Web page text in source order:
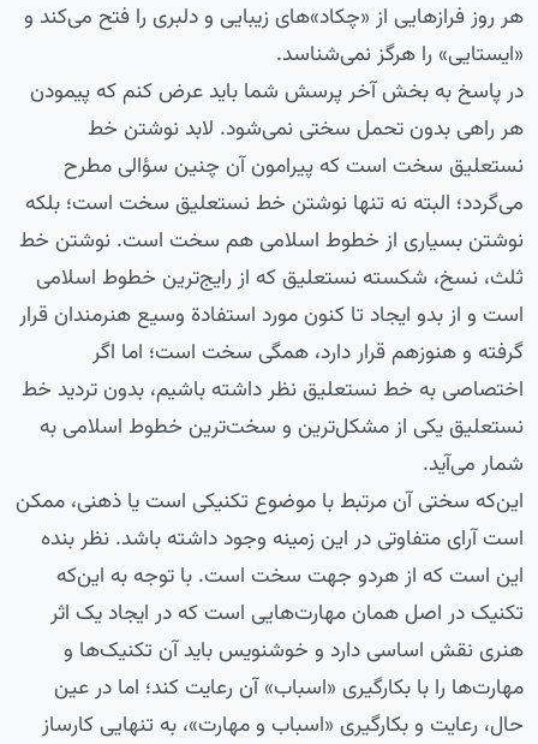
هر روز فرازهایی از «چکاد»های زیبایی و دلبری را فتح می‌کند و
«ایستایی» را هرگز نمی‌شناسد.
در پاسخ به بخش آخر پرسش شما باید عرض کنم که پیمودن
هر راهی بدون تحمل سختی نمی‌شود. لابد نوشتن خط
نستعلیق سخت است که پیرامون آن چنین سؤالی مطرح
می‌گردد؛ البته نه تنها نوشتن خط نستعلیق سخت است؛ بلکه
نوشتن بسیاری از خطوط اسلامی هم سخت است. نوشتن خط
ثلث، نسخ، شکسته نستعلیق که از رایج‌ترین خطوط اسلامی
است و از بدو ایجاد تا کنون مورد استفادة وسیع هنرمندان قرار
گرفته و هنوزهم قرار دارد، همگی سخت است؛ اما اگر
اختصاصی به خط نستعلیق نظر داشته باشیم، بدون تردید خط
نستعلیق یکی از مشکل‌ترین و سخت‌ترین خطوط اسلامی به
شمار می‌آید.
این‌که سختی آن مرتبط با موضوع تکنیکی است یا ذهنی، ممکن
است آرای متفاوتی در این زمینه وجود داشته باشد. نظر بنده
این است که از هردو جهت سخت است. با توجه به این‌که‌
تکنیک در اصل همان مهارت‌هایی است که در ایجاد یک اثر
هنری نقش اساسی دارد و خوشنویس باید آن تکنیک‌ها و
مهارت‌ها را با بکارگیری «اسباب» آن رعایت کند؛ اما در عین
حال، رعایت و بکارگیری «اسباب و مهارت»، به تنهایی کارساز